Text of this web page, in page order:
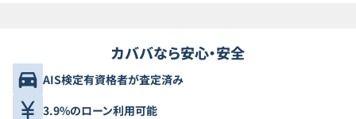
カババなら安心・安全
AIS検定有資格者が査定済み
3.9%のローン利用可能